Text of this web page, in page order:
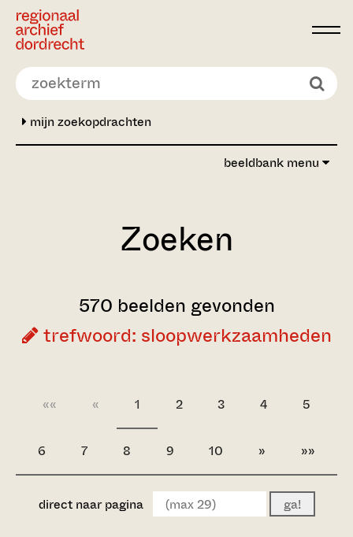
Ga direct naar de inhoud
mijn zoekopdrachten
beeldbank menu
Zoeken
570 beelden gevonden
trefwoord: sloopwerkzaamheden
«« « 1 2 3 4 5
6 7 8 9 10 » »»
direct naar pagina ga!